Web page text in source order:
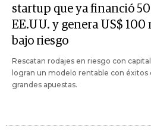
startup que ya financió
EE.UU. y genera US$
bajo riesgo
Rescatan rodajes en riesgo con
logran un modelo rentable con
grandes apuestas.